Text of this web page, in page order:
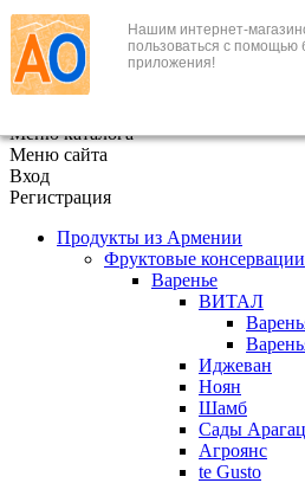
Нашим интернет-
пользоваться с помощью
приложения!
+7 (495) 646-888-1
В корзине
Меню каталога
Меню сайта
Вход
Регистрация
Продукты из Армении
Фруктовые консервации
Варенье
ВИТАЛ
Иджеван
Ноян
Шамб
Сады
Агроянс
te Gusto